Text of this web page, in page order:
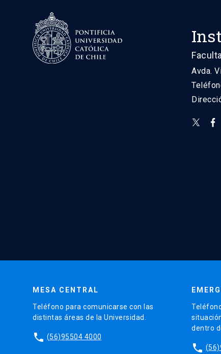
Avda.
MESA CENTRAL
Teléfono para comunicarse con las
distintas áreas de la Universidad.
phone (56)95504 4000
dentro
phone